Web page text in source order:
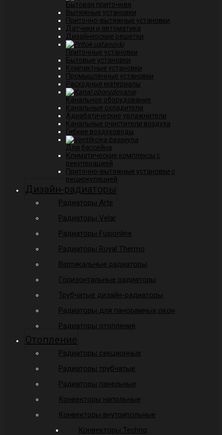
Бытовая приточная
Вытяжные установки
Приточно-вытяжные установки
Датчики и автоматика
Дизайнерские решётки
Приточные установки
Бытовые установки
Компактные установки
Промышленные установки
Расходные материалы
Канальное оборудование
Канальные охладители
Адиабатические увлажнители
Канальные очистители воздуха
Гибкие воздуховоды
Для бассейна
Климатические комплексы с
рекуперацией
Приточно-вытяжные установки с
рециркуляцией
Дизайн-радиаторы
Радиаторы Arte
Радиаторы Velar
Радиаторы Fusionline
Радиаторы Royal Thermo
Вертикальные радиаторы
Горизонтальные радиаторы
Трубчатые дизайн-радиаторы
Радиаторы для панорамных окон
Радиаторы отопления
Отопление
Радиаторы секционные
Радиаторы трубчатые
Радиаторы панельные
Конвекторы напольные
Конвекторы внутрипольные
Конвекторы Techno